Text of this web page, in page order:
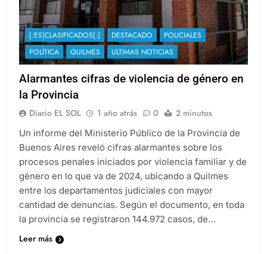
{:ES}CLASIFICADOS{:} DESTACADO
POLICIALES
POLÍTICA
QUILMES ULTIMAS NOTICIAS
Alarmantes cifras de violencia de género en
la Provincia
Diario EL SOL 1 año atrás 0 2 minutos
Un informe del Ministerio Público de la Provincia de
Buenos Aires reveló cifras alarmantes sobre los
procesos penales iniciados por violencia familiar y de
género en lo que va de 2024, ubicando a Quilmes
entre los departamentos judiciales con mayor
cantidad de denuncias. Según el documento, en toda
la provincia se registraron 144.972 casos, de…
Leer más